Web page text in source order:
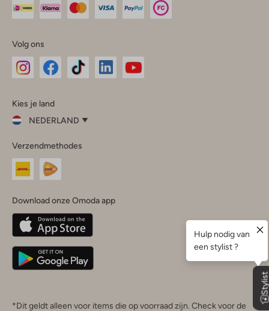
Volg ons
InstagramFacebook
Kies je land
NEDERLAND
je
land
Nederland
Belgique(Français)
Deutschland
Verzendmethodes
Download onze Omoda app
*Dit geldt alleen voor items die op voorraad zijn. Check voor de